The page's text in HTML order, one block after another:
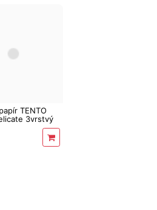
TENTO
3vrstvý